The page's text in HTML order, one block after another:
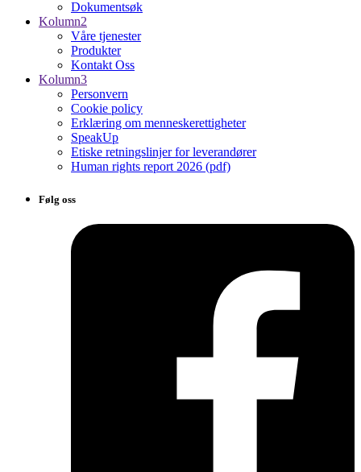
Dokumentsøk
Kolumn2
Våre tjenester
Produkter
Kontakt Oss
Kolumn3
Personvern
Cookie policy
Erklæring om menneskerettigheter
SpeakUp
Etiske retningslinjer for leverandører
Human rights report 2026 (pdf)
Følg oss